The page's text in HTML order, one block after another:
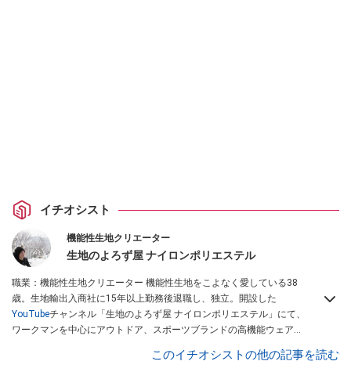
イチオシスト
機能性生地クリエーター
生地のよろず屋 ナイロンポリエステル
職業：機能性生地クリエーター 機能性生地をこよなく愛している38
歳。生地輸出入商社に15年以上勤務後退職し、独立。開設した
YouTubeチャンネル「生地のよろず屋 ナイロンポリエステル」にて、
ワークマンを中心にアウトドア、スポーツブランドの高機能ウェアを
このイチオシストの他の記事を読む